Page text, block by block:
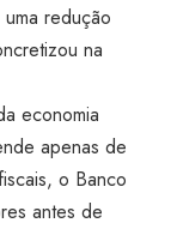
redução
na
economia
apenas de
o Banco
antes de